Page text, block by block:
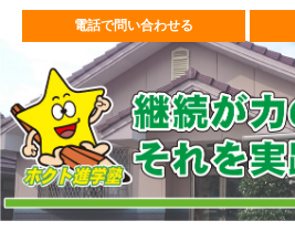
電話で問い合わせる